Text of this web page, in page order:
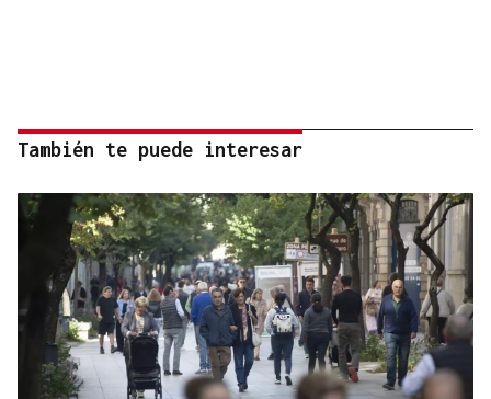
También te puede interesar